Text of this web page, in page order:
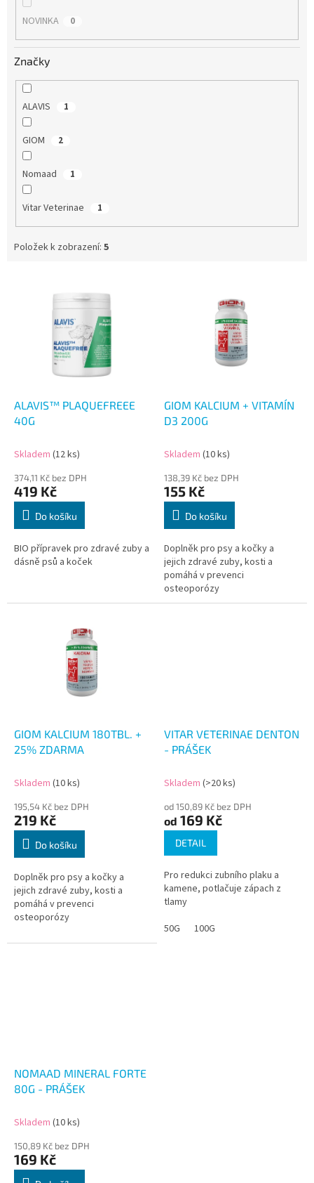
NOVINKA 0
Značky
ALAVIS 1
GIOM 2
Nomaad 1
Vitar Veterinae 1
Položek k zobrazení: 5
ALAVIS™ PLAQUEFREEE
40G
Skladem (12 ks)
374,11 Kč bez DPH
419 Kč
Do košíku
BIO přípravek pro zdravé zuby a
dásně psů a koček
GIOM KALCIUM + VITAMÍN
D3 200G
Skladem (10 ks)
138,39 Kč bez DPH
155 Kč
Do košíku
Doplněk pro psy a kočky a
jejich zdravé zuby, kosti a
pomáhá v prevenci
osteoporózy
GIOM KALCIUM 180TBL. +
25% ZDARMA
Skladem (10 ks)
195,54 Kč bez DPH
219 Kč
Do košíku
Doplněk pro psy a kočky a
jejich zdravé zuby, kosti a
pomáhá v prevenci
osteoporózy
VITAR VETERINAE DENTON
- PRÁŠEK
Skladem (>20 ks)
od 150,89 Kč bez DPH
od 169 Kč
DETAIL
Pro redukci zubního plaku a
kamene, potlačuje zápach z
tlamy
50G
100G
NOMAAD MINERAL FORTE
80G - PRÁŠEK
Skladem (10 ks)
150,89 Kč bez DPH
169 Kč